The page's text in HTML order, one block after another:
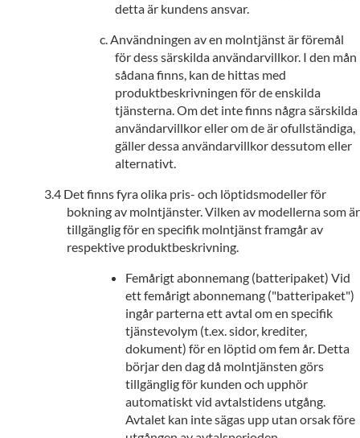
detta är kundens ansvar.
Användningen av en molntjänst är föremål
för dess särskilda användarvillkor. I den mån
sådana finns, kan de hittas med
produktbeskrivningen för de enskilda
tjänsterna. Om det inte finns några särskilda
användarvillkor eller om de är ofullständiga,
gäller dessa användarvillkor dessutom eller
alternativt.
Det finns fyra olika pris- och löptidsmodeller för
bokning av molntjänster. Vilken av modellerna som är
tillgänglig för en specifik molntjänst framgår av
respektive produktbeskrivning.
Femårigt abonnemang (batteripaket) Vid
ett femårigt abonnemang ("batteripaket")
ingår parterna ett avtal om en specifik
tjänstevolym (t.ex. sidor, krediter,
dokument) för en löptid om fem år. Detta
börjar den dag då molntjänsten görs
tillgänglig för kunden och upphör
automatiskt vid avtalstidens utgång.
Avtalet kan inte sägas upp utan orsak före